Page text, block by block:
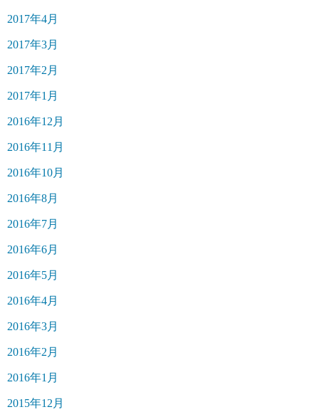
2017年4月
2017年3月
2017年2月
2017年1月
2016年12月
2016年11月
2016年10月
2016年8月
2016年7月
2016年6月
2016年5月
2016年4月
2016年3月
2016年2月
2016年1月
2015年12月